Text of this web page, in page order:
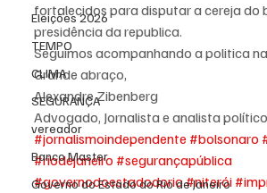
Eleições 2026
TEMPO
CLIMA
SEGURANÇA
vereador
Banco Master
Governo do Estado do Rio de Janeiro
fortalecidos para disputar a cereja do
presidência da republica.
Seguimos acompanhando a politica
Grande abraço,
Alexandre Zibenberg
Advogado, Jornalista e analista
#jornalismoindependente #bolsonaro
#riodejaneiro #segurançapública
#governodoestadodorio#niterói